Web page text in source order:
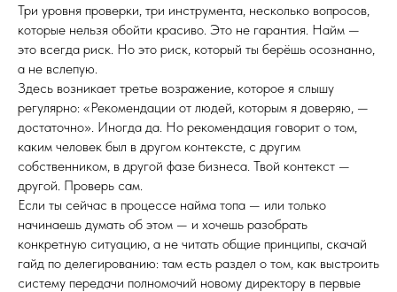
Три уровня проверки, три инструмента, несколько вопросов,
которые нельзя обойти красиво. Это не гарантия. Найм —
это всегда риск. Но это риск, который ты берёшь осознанно,
а не вслепую.
Здесь возникает третье возражение, которое я слышу
регулярно: «Рекомендации от людей, которым я доверяю, —
достаточно». Иногда да. Но рекомендация говорит о том,
каким человек был в другом контексте, с другим
собственником, в другой фазе бизнеса. Твой контекст —
другой. Проверь сам.
Если ты сейчас в процессе найма топа — или только
начинаешь думать об этом — и хочешь разобрать
конкретную ситуацию, а не читать общие принципы, скачай
гайд по делегированию: там есть раздел о том, как выстроить
систему передачи полномочий новому директору в первые